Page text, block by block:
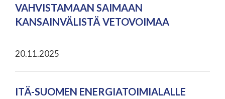
VAHVISTAMAAN SAIMAAN
KANSAINVÄLISTÄ VETOVOIMAA
20.11.2025
ITÄ-SUOMEN ENERGIATOIMIALALLE